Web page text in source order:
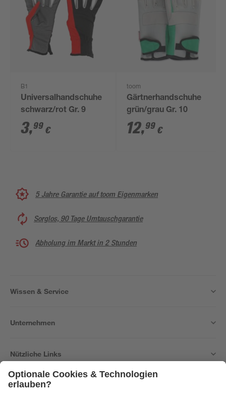
B1
Universalhandschuhe
schwarz/rot Gr. 9
3,99 €
toom
Gärtnerhandschuhe
grün/grau Gr. 10
12,99 €
5 Jahre Garantie auf toom Eigenmarken
Sorglos, 90 Tage Umtauschgarantie
Abholung im Markt in 2 Stunden
Wissen & Service
Unternehmen
Nützliche Links